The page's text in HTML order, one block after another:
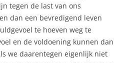
tegen de last van ons
dan een bevredigend leven
te hoeven weg te
en de voldoening kunnen dan
we daarentegen eigenlijk niet